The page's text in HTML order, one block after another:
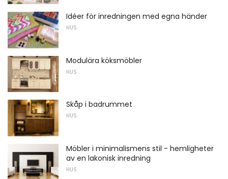
Idéer för inredningen med egna händer
HUS
Modulära köksmöbler
HUS
Skåp i badrummet
HUS
Möbler i minimalismens stil - hemligheter
av en lakonisk inredning
HUS